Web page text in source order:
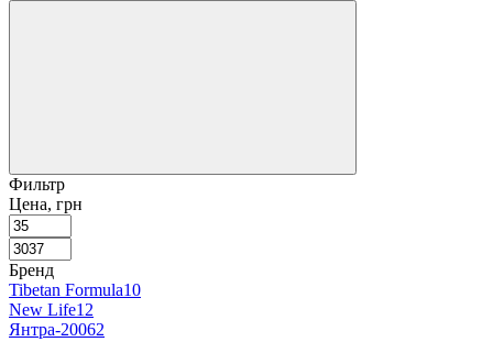
Фильтр
Цена, грн
Бренд
Tibetan Formula10
New Life12
Янтра-20062